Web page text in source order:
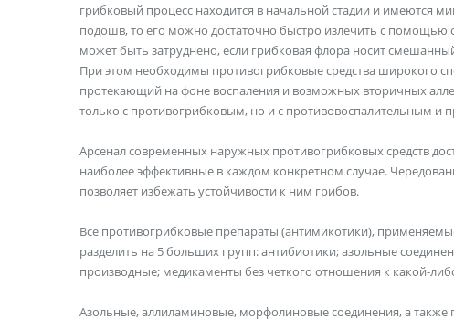
грибковый процесс находится в начальной стадии и имеются
подошв, то его можно достаточно быстро излечить с
может быть затруднено, если грибковая флора носит
При этом необходимы противогрибковые средства широкого
протекающий на фоне воспаления и возможных вторичных
только с противогрибковым, но и с противовоспалительным и
Арсенал современных наружных противогрибковых средств
наиболее эффективные в каждом конкретном случае.
позволяет избежать устойчивости к ним грибов.
Все противогрибковые препараты (антимикотики),
разделить на 5 больших групп: антибиотики; азольные
производные; медикаменты без четкого отношения к какой-
Азольные, аллиламиновые, морфолиновые соединения, а